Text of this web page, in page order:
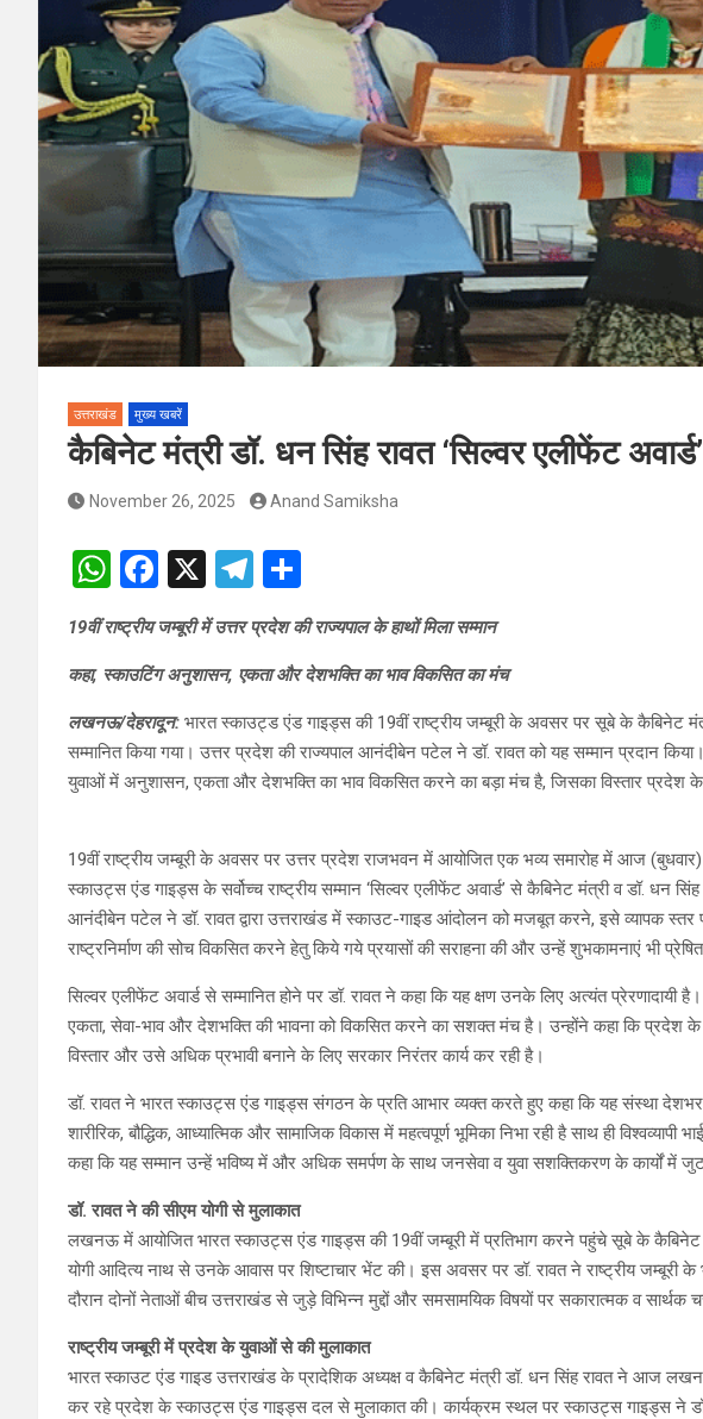
उत्तराखंड मुख्य खबरें
कैबिनेट मंत्री डॉ. धन सिंह रावत ‘सिल्वर एलीफेंट
November 26, 2025 Anand Samiksha
W
at
s
A
p
p
F
ce
b
o
o
k
X
T
el
e
gr
a
m
h
ar
e
19वीं राष्ट्रीय जम्बूरी में उत्तर प्रदेश की राज्यपाल के हाथों मिला सम्मान
कहा, स्काउटिंग अनुशासन, एकता और देशभक्ति का भाव विकसित का मंच
लखनऊ/देहरादून: भारत स्काउट्ड एंड गाइड्स की 19वीं राष्ट्रीय जम्बूरी के अवसर पर सूबे के कैबिनेट
सम्मानित किया गया। उत्तर प्रदेश की राज्यपाल आनंदीबेन पटेल ने डॉ. रावत को यह सम्मान प्रदान
युवाओं में अनुशासन, एकता और देशभक्ति का भाव विकसित करने का बड़ा मंच है, जिसका विस्तार प्रदेश के
19वीं राष्ट्रीय जम्बूरी के अवसर पर उत्तर प्रदेश राजभवन में आयोजित एक भव्य समारोह में आज
स्काउट्स एंड गाइड्स के सर्वोच्च राष्ट्रीय सम्मान ‘सिल्वर एलीफेंट अवार्ड’ से कैबिनेट मंत्री व डॉ. धन
आनंदीबेन पटेल ने डॉ. रावत द्वारा उत्तराखंड में स्काउट-गाइड आंदोलन को मजबूत करने, इसे व्यापक
राष्ट्रनिर्माण की सोच विकसित करने हेतु किये गये प्रयासों की सराहना की और उन्हें शुभकामनाएं भी
सिल्वर एलीफेंट अवार्ड से सम्मानित होने पर डॉ. रावत ने कहा कि यह क्षण उनके लिए अत्यंत प्रेरणादायी
एकता, सेवा-भाव और देशभक्ति की भावना को विकसित करने का सशक्त मंच है। उन्होंने कहा कि प्रदेश
विस्तार और उसे अधिक प्रभावी बनाने के लिए सरकार निरंतर कार्य कर रही है।
डॉ. रावत ने भारत स्काउट्स एंड गाइड्स संगठन के प्रति आभार व्यक्त करते हुए कहा कि यह संस्था
शारीरिक, बौद्धिक, आध्यात्मिक और सामाजिक विकास में महत्वपूर्ण भूमिका निभा रही है साथ ही विश्वव्यापी
कहा कि यह सम्मान उन्हें भविष्य में और अधिक समर्पण के साथ जनसेवा व युवा सशक्तिकरण के कार्यों में
डॉ. रावत ने की सीएम योगी से मुलाकात
लखनऊ में आयोजित भारत स्काउट्स एंड गाइड्स की 19वीं जम्बूरी में प्रतिभाग करने पहुंचे सूबे के
योगी आदित्य नाथ से उनके आवास पर शिष्टाचार भेंट की। इस अवसर पर डॉ. रावत ने राष्ट्रीय
दौरान दोनों नेताओं बीच उत्तराखंड से जुड़े विभिन्न मुद्दों और समसामयिक विषयों पर सकारात्मक व सार्थक
राष्ट्रीय जम्बूरी में प्रदेश के युवाओं से की मुलाकात
भारत स्काउट एंड गाइड उत्तराखंड के प्रादेशिक अध्यक्ष व कैबिनेट मंत्री डॉ. धन सिंह रावत ने आज
कर रहे प्रदेश के स्काउट्स एंड गाइड्स दल से मुलाकात की। कार्यक्रम स्थल पर स्काउट्स गाइड्स ने